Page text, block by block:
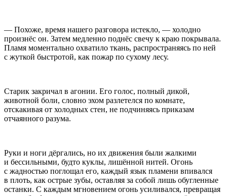
— Похоже, время нашего разговора истекло, — холодно
произнёс он. Затем медленно поднёс свечу к краю покрывала.
Пламя моментально охватило ткань, распространяясь по ней
с жуткой быстротой, как пожар по сухому лесу.
Старик закричал в агонии. Его голос, полный дикой,
животной боли, словно эхом разлетелся по комнате,
отскакивая от холодных стен, не подчиняясь приказам
отчаянного разума.
Руки и ноги дёргались, но их движения были жалкими
и бессильными, будто куклы, лишённой нитей. Огонь
с жадностью поглощал его, каждый язык пламени впивался
в плоть, как острые зубы, оставляя за собой лишь обугленные
останки. С каждым мгновением огонь усиливался, превращая